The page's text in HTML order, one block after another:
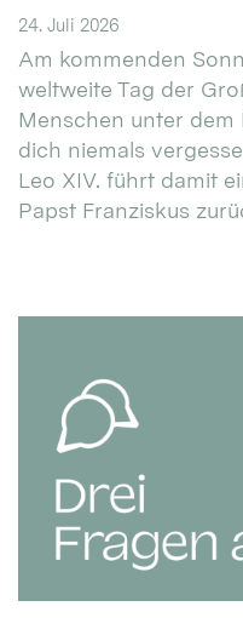
24. Juli 2026
Am kommenden
weltweite Tag der
Menschen unter dem
dich niemals
Leo XIV. führt damit
Papst Franziskus